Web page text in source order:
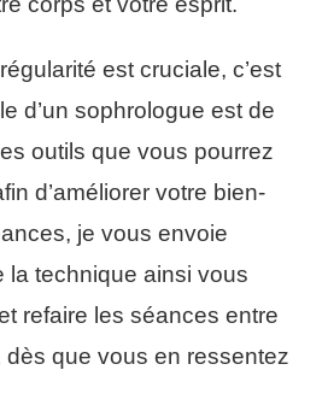
est cruciale, c’est
d’un sophrologue est de
outils que vous pourrez
d’améliorer votre bien-
je vous envoie
la technique ainsi vous
refaire les séances entre
que vous en ressentez